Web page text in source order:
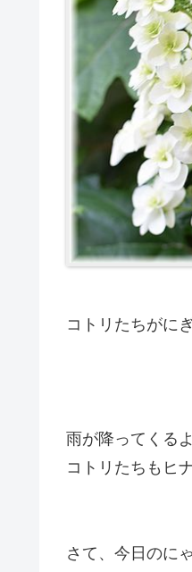
コトリたちがに
雨が降ってくる
コトリたちもヒ
さて、今日のに